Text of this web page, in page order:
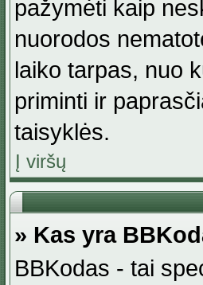
pažymėti kaip
nuorodos
laiko tarpas, nuo
priminti ir
taisyklės.
Į viršų
» Kas yra
BBKodas - tai